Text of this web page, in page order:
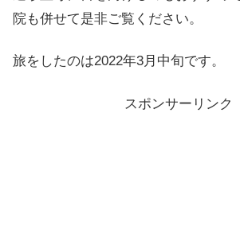
院も併せて是非ご覧ください。
旅をしたのは2022年3月中旬です。
スポンサーリンク